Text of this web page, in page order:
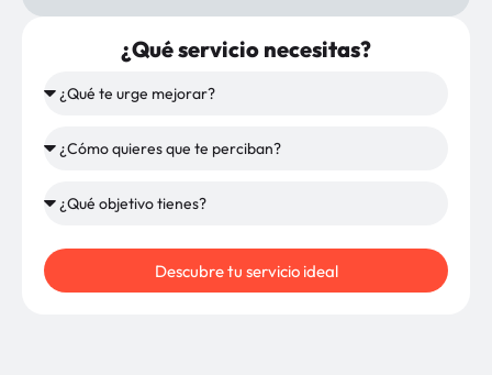
¿Qué servicio necesitas?
Descubre tu servicio ideal